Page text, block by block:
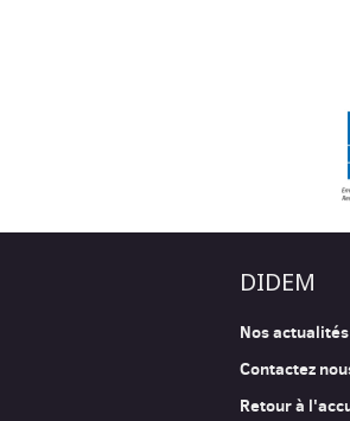
DIDEM
Nos actualités
Contactez
Retour à